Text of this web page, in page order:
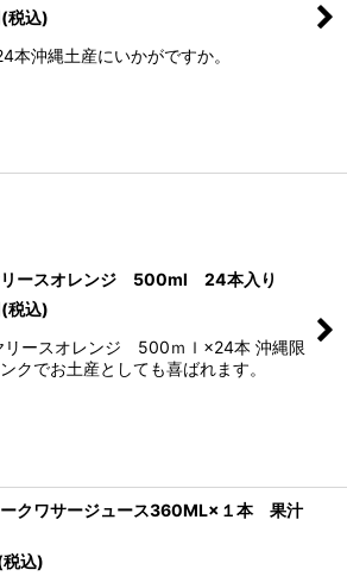
(税込)
本沖縄土産にいかがですか。
リースオレンジ 500ml 24本入り
(税込)
リースオレンジ 500ｍｌ×24本 沖縄限
クでお土産としても喜ばれます。
クワサージュース360ML×１本 果汁
税込)